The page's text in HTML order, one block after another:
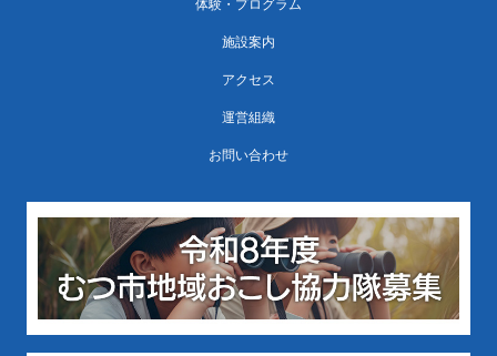
体験・プログラム
施設案内
アクセス
運営組織
お問い合わせ